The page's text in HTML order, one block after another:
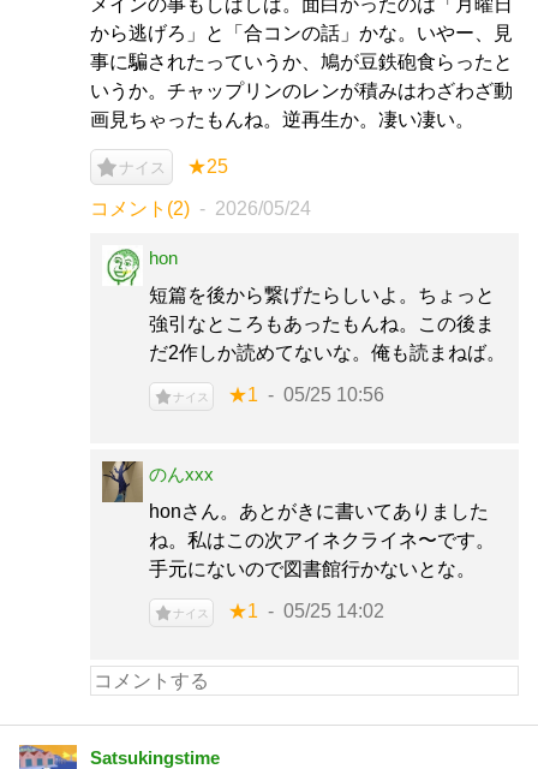
メインの事もしばしば。面白かったのは「月曜日
から逃げろ」と「合コンの話」かな。いやー、見
事に騙されたっていうか、鳩が豆鉄砲食らったと
いうか。チャップリンのレンが積みはわざわざ動
画見ちゃったもんね。逆再生か。凄い凄い。
ナイス ★25
コメント(2) 2026/05/24
hon
短篇を後から繋げたらしいよ。ちょっと
強引なところもあったもんね。この後ま
だ2作しか読めてないな。俺も読まねば。
ナイス ★1 05/25 10:56
のんxxx
honさん。あとがきに書いてありました
ね。私はこの次アイネクライネ〜です。
手元にないので図書館行かないとな。
ナイス ★1 05/25 14:02
Satsukingstime